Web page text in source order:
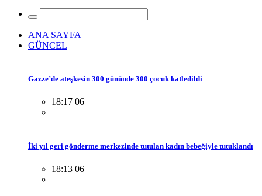
ANA SAYFA
GÜNCEL
Gazze’de ateşkesin 300 gününde 300 çocuk katledildi
18:17 06
İki yıl geri gönderme merkezinde tutulan kadın bebeğiyle tutuklandı
18:13 06